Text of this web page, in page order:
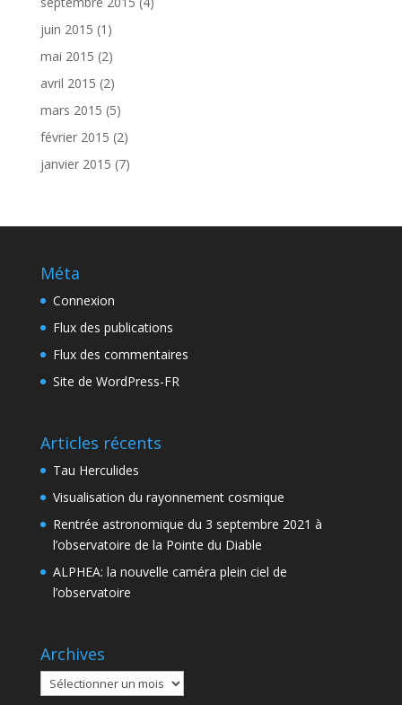
juin 2015 (1)
mai 2015 (2)
avril 2015 (2)
mars 2015 (5)
février 2015 (2)
janvier 2015 (7)
Méta
Connexion
Flux des publications
Flux des commentaires
Site de WordPress-FR
Articles récents
Tau Herculides
Visualisation du rayonnement cosmique
Rentrée astronomique du 3 septembre 2021 à
l’observatoire de la Pointe du Diable
ALPHEA: la nouvelle caméra plein ciel de
l’observatoire
Archives
Archives